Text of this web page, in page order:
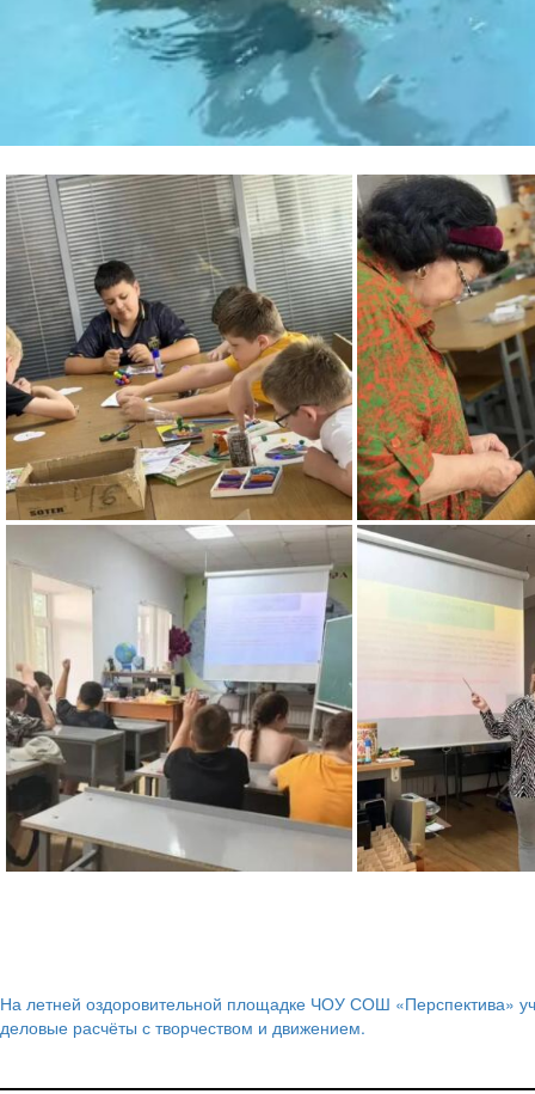
Навигация
На летней оздоровительной площадке ЧОУ СОШ «Перспектива»
деловые расчёты с творчеством и движением.